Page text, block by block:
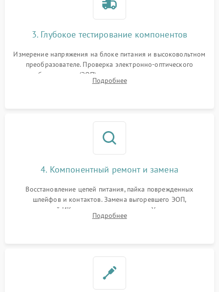
3. Глубокое тестирование компонентов
Измерение напряжения на блоке питания и высоковольтном
преобразователе. Проверка электронно-оптического
преобразователя (ЭОП) на стенде на предмет эмиссии,
шумов и засветок. Диагностика микросхем цифровых
Подробнее
4. Компонентный ремонт и замена
Восстановление цепей питания, пайка поврежденных
шлейфов и контактов. Замена выгоревшего ЭОП,
неисправной ИК-подсветки или матрицы. Ультразвуковая
очистка плат и удаление загрязнений с линз объектива и
Подробнее